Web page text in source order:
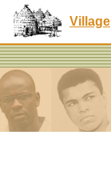
Village